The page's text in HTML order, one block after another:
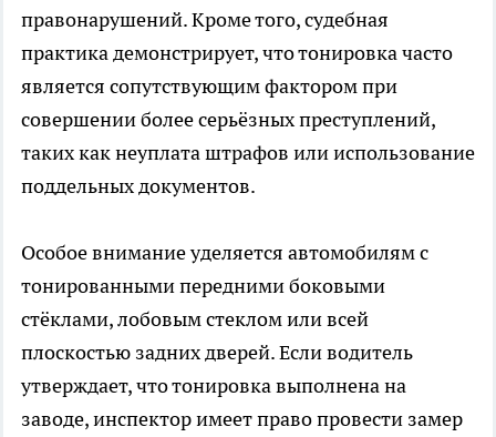
правонарушений. Кроме того, судебная
практика демонстрирует, что тонировка часто
является сопутствующим фактором при
совершении более серьёзных преступлений,
таких как неуплата штрафов или использование
поддельных документов.
Особое внимание уделяется автомобилям с
тонированными передними боковыми
стёклами, лобовым стеклом или всей
плоскостью задних дверей. Если водитель
утверждает, что тонировка выполнена на
заводе, инспектор имеет право провести замер